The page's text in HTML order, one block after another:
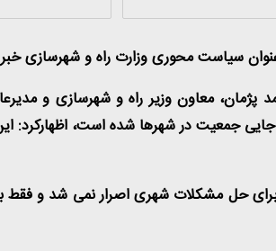
سیاست محوری وزارت راه و شهرسازی خبر
پژمان، معاون وزیر راه و شهرسازی و
جایی جمعیت در شهرها شده است،
برای حل مشکلات شهری اصرار نمی شد و